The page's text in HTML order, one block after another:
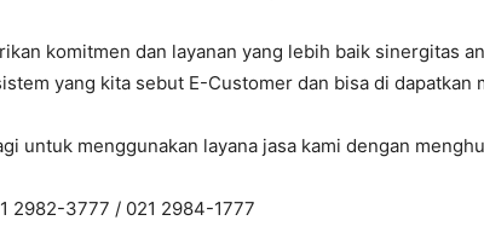
komitmen dan layanan yang lebih baik sinergitas
yang kita sebut E-Customer dan bisa di dapatkan
untuk menggunakan layana jasa kami dengan
2982-3777 / 021 2984-1777